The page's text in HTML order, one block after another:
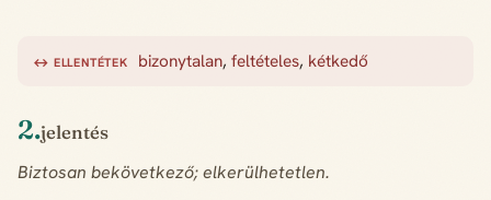
↔ ELLENTÉTEK bizonytalan,feltételes, kétkedő
2.jelentés
Biztosan bekövetkező; elkerülhetetlen.